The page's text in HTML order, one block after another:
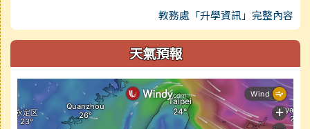
教務處「升學資訊」完整內容
天氣預報